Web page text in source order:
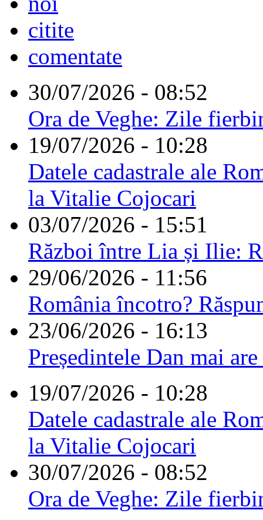
citite
comentate
30/07/2026 - 08:52
Ora de Veghe: Zile
19/07/2026 - 10:28
Datele cadastrale ale
la Vitalie Cojocari
03/07/2026 - 15:51
Război între Lia și Ilie:
29/06/2026 - 11:56
România încotro?
23/06/2026 - 16:13
Președintele Dan mai
19/07/2026 - 10:28
Datele cadastrale ale
la Vitalie Cojocari
30/07/2026 - 08:52
Ora de Veghe: Zile